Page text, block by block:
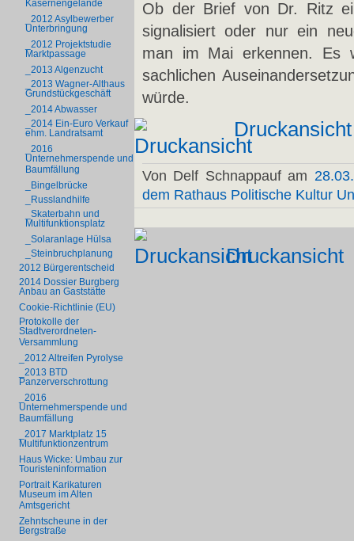
Kasernengelände
_2012 Asylbewerber
Unterbringung
_2012 Projektstudie
Marktpassage
_2013 Algenzucht
_2013 Wagner-Althaus
Grundstückgeschäft
_2014 Abwasser
_2014 Ein-Euro Verkauf
ehm. Landratsamt
_2016
Unternehmerspende und
Baumfällung
_Bingelbrücke
_Russlandhilfe
_Skaterbahn und
Multifunktionsplatz
_Solaranlage Hülsa
_Steinbruchplanung
2012 Bürgerentscheid
2014 Dossier Burgberg
Anbau an Gaststätte
Cookie-Richtlinie (EU)
Protokolle der
Stadtverordneten-
Versammlung
_2012 Altreifen Pyrolyse
_2013 BTD
Panzerverschrottung
_2016
Unternehmerspende und
Baumfällung
_2017 Marktplatz 15
Multifunktionzentrum
Haus Wicke: Umbau zur
Touristeninformation
Portrait Karikaturen
Museum im Alten
Amtsgericht
Zehntscheune in der
Bergstraße
Ob der Brief von Dr. Ritz
signalisiert oder nur ein
man im Mai erkennen. Es
sachlichen
würde.
Druckansicht
Von Delf Schnappauf am
dem Rathaus Politische Kultur
Druckansicht